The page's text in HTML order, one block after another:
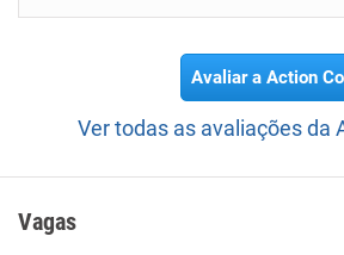
Avaliar a Action Co
Ver todas as avaliações da
Vagas